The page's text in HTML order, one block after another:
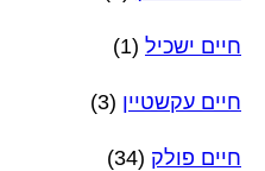
חיים ישכיל (1)
חיים עקשטיין (3)
חיים פולק (34)